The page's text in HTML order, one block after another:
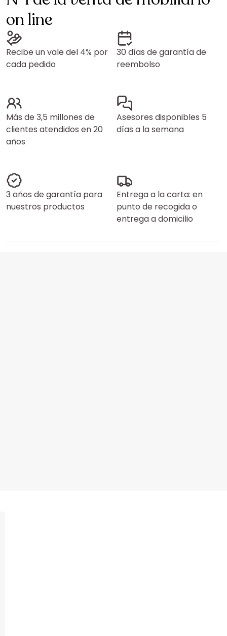
on line
Recibe un vale del 4% por
cada pedido
30 días de garantía de
reembolso
Más de 3,5 millones de
clientes atendidos en 20
años
Asesores disponibles 5
días a la semana
3 años de garantía para
nuestros productos
Entrega a la carta: en
punto de recogida o
entrega a domicilio